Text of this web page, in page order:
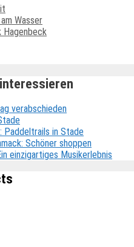
Wasser
Hagenbeck
verabschieden
in Stade
Schöner shoppen
einzigartiges Musikerlebnis